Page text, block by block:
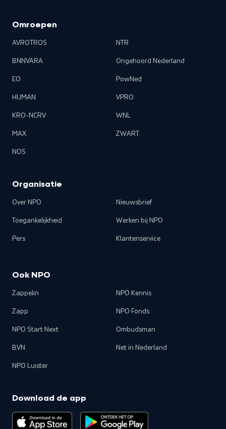
Omroepen
AVROTROS
BNNVARA
EO
HUMAN
KRO-NCRV
MAX
NOS
NTR
Ongehoord Nederland
PowNed
VPRO
WNL
ZWART
Organisatie
Over NPO
Toegankelijkheid
Pers
Nieuwsbrief
Werken bij NPO
Klantenservice
Ook NPO
Zappelin
Zapp
NPO Start Next
BVN
NPO Luister
NPO Kennis
NPO Fonds
Ombudsman
Net in Nederland
Download de app